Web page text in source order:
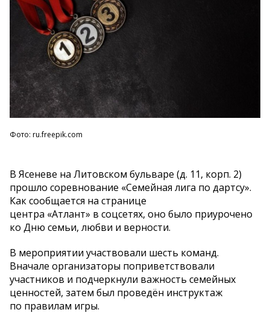
Фото: ru.freepik.com
В Ясеневе на Литовском бульваре (д. 11, корп. 2)
прошло соревнование «Семейная лига по дартсу».
Как сообщается на странице
центра «Атлант» в соцсетях, оно было приурочено
ко Дню семьи, любви и верности.
В мероприятии участвовали шесть команд.
Вначале организаторы поприветствовали
участников и подчеркнули важность семейных
ценностей, затем был проведён инструктаж
по правилам игры.